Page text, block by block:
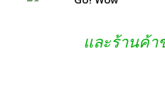
และร้านค้า